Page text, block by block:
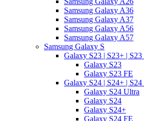
Samsung Galaxy A36
Samsung Galaxy A37
Samsung Galaxy A56
Samsung Galaxy A57
Samsung Galaxy S
Galaxy S23 | S23+ |
Galaxy S23
Galaxy S23 FE
Galaxy S24 | S24+ |
Galaxy S24 Ultra
Galaxy S24
Galaxy S24+
Galaxy S24 FE